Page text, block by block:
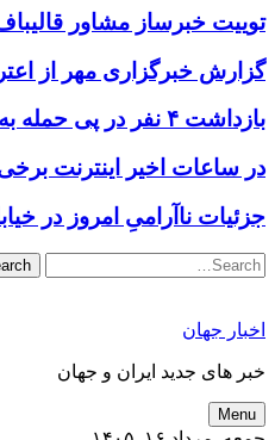
توییت خبرساز مشاور
گزارش خبرگزاری مهر از
بازداشت ۴ نفر در پی حمله به فرمانداری فسا
در ساعات اخیر اینترنت
جزئیات ناآرامیِ امروز در
Search
اخبار جهان
خبر های جدید ایران و جهان
Menu